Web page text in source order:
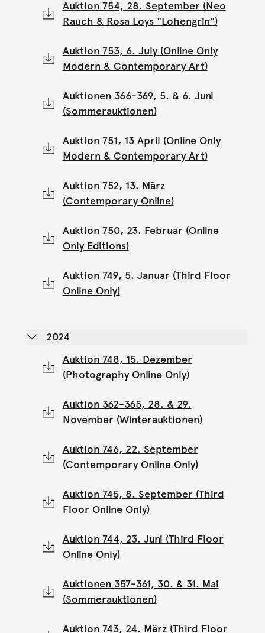
Auktion 754, 28. September (Neo
Rauch & Rosa Loys "Lohengrin")
Auktion 753, 6. July (Online Only
Modern & Contemporary Art)
Auktionen 366-369, 5. & 6. Juni
(Sommerauktionen)
Auktion 751, 13 April (Online Only
Modern & Contemporary Art)
Auktion 752, 13. März
(Contemporary Online)
Auktion 750, 23. Februar (Online
Only Editions)
Auktion 749, 5. Januar (Third Floor
Online Only)
2024
Auktion 748, 15. Dezember
(Photography Online Only)
Auktion 362-365, 28. & 29.
November (Winterauktionen)
Auktion 746, 22. September
(Contemporary Online Only)
Auktion 745, 8. September (Third
Floor Online Only)
Auktion 744, 23. Juni (Third Floor
Online Only)
Auktionen 357-361, 30. & 31. Mai
(Sommerauktionen)
Auktion 743, 24. März (Third Floor